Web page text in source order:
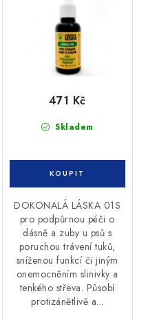
Skladem
471 Kč
DOKONALÁ LÁSKA 01S
pro podpůrnou péči o
dásně a zuby u psů s
poruchou trávení tuků,
sníženou funkcí či jiným
onemocněním slinivky a
tenkého střeva. Působí
protizánětlivě a...